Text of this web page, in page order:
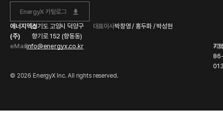
EnergyX 카탈로그
에너지엑스
(주)
경기도 고양시 덕양구
향기로 152 (향동동)
대표이사박창영 / 홍두화 / 박성현
eMailinfo@energyx.co.kr 사
© 2026 EnergyX Inc. All rights reserved.